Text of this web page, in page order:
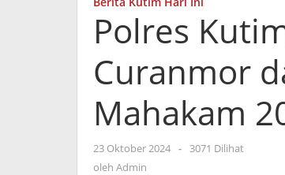
Polres
Curanmor
Mahakam
23 Oktober 2024 oleh
- 3071 Dilihat
oleh Admin